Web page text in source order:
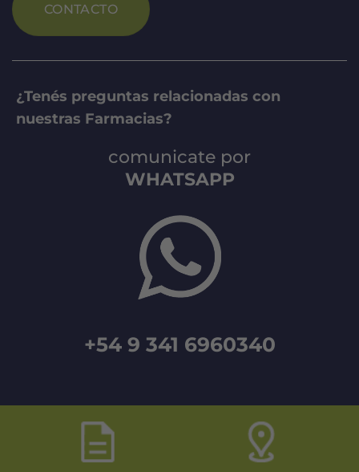
CONTACTO
¿Tenés preguntas relacionadas con
nuestras Farmacias?
comunicate por
WHATSAPP
+54 9 341 6960340